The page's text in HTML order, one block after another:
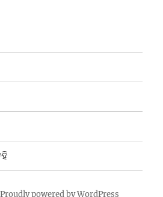
Proudly powered by WordPress